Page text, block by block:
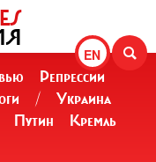
EN
Репрессии
/
Украина
Путин
Кремль